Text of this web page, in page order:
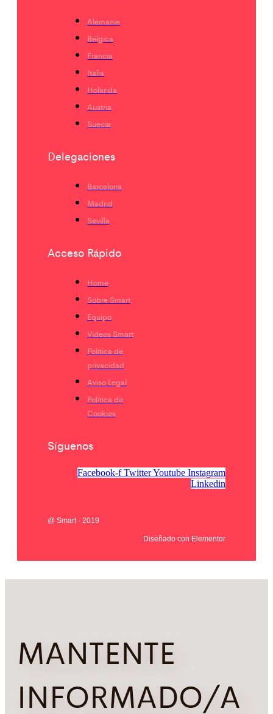
Alemania
Bélgica
Francia
Italia
Holanda
Austria
Suecia
Delegaciones
Barcelona
Madrid
Sevilla
Acceso Rápido
Home
Sobre Smart
Equipo
Videos Smart
Política de
privacidad
Aviso Legal
Política de
Cookies
Síguenos
Facebook-f TwitterYoutube Instagram
Linkedin
@ Smart · 2019
Diseñado con Elementor
MANTENTE
INFORMADO/A